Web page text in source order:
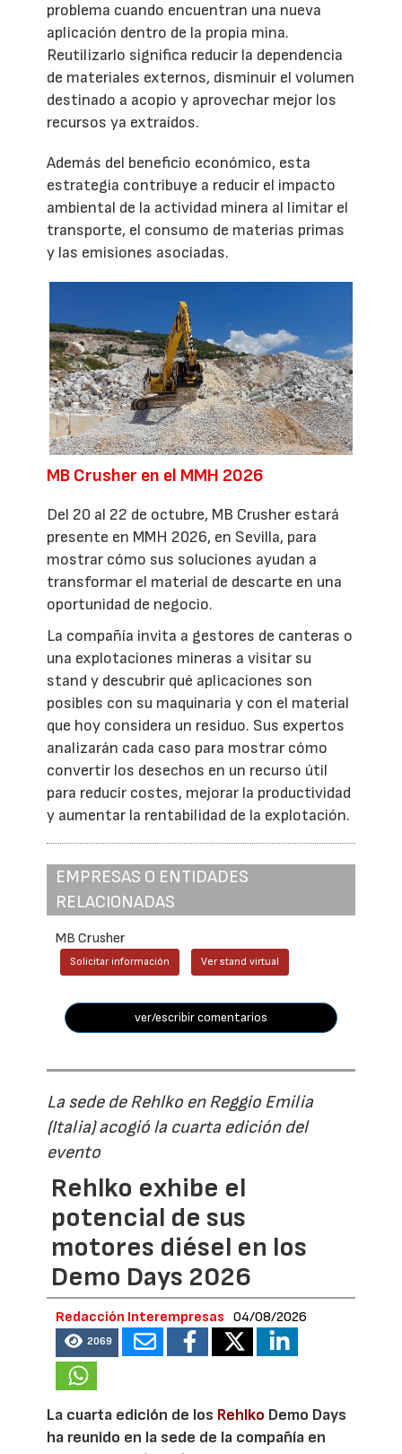
problema cuando encuentran una nueva
aplicación dentro de la propia mina.
Reutilizarlo significa reducir la dependencia
de materiales externos, disminuir el volumen
destinado a acopio y aprovechar mejor los
recursos ya extraídos.
Además del beneficio económico, esta
estrategia contribuye a reducir el impacto
ambiental de la actividad minera al limitar el
transporte, el consumo de materias primas
y las emisiones asociadas.
MB Crusher en el MMH 2026
Del 20 al 22 de octubre, MB Crusher estará
presente en MMH 2026, en Sevilla, para
mostrar cómo sus soluciones ayudan a
transformar el material de descarte en una
oportunidad de negocio.
La compañía invita a gestores de canteras o
una explotaciones mineras a visitar su
stand y descubrir qué aplicaciones son
posibles con su maquinaria y con el material
que hoy considera un residuo. Sus expertos
analizarán cada caso para mostrar cómo
convertir los desechos en un recurso útil
para reducir costes, mejorar la productividad
y aumentar la rentabilidad de la explotación.
EMPRESAS O ENTIDADES
RELACIONADAS
MB Crusher
Solicitar información Ver stand virtual
ver/escribir comentarios
La sede de Rehlko en Reggio Emilia
(Italia) acogió la cuarta edición del
evento
Rehlko exhibe el
potencial de sus
motores diésel en los
Demo Days 2026
Redacción Interempresas 04/08/2026
2069
La cuarta edición de los Rehlko Demo Days
ha reunido en la sede de la compañía en